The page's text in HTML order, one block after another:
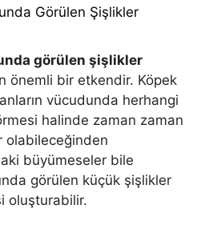
Görülen Şişlikler
görülen şişlikler
önemli bir etkendir. Köpek
vücudunda herhangi
halinde zaman zaman
olabileceğinden
büyümeseler bile
görülen küçük şişlikler
oluşturabilir.